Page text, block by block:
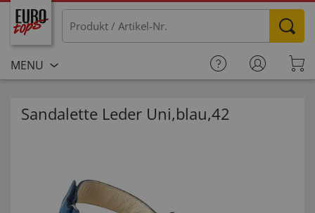
MENU
Sandalette Leder Uni,blau,42